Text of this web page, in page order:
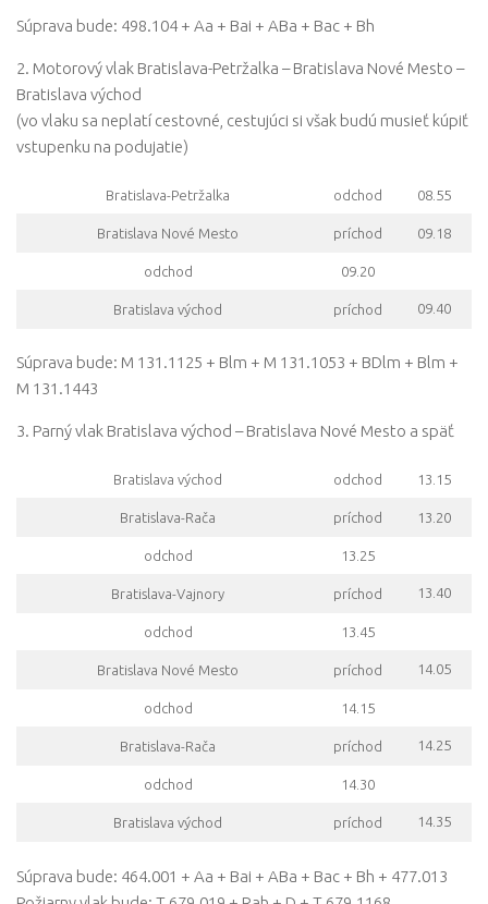
Súprava bude: 498.104 + Aa + Bai + ABa + Bac + Bh
2. Motorový vlak Bratislava-Petržalka – Bratislava Nové Mesto –
Bratislava východ
(vo vlaku sa neplatí cestovné, cestujúci si však budú musieť kúpiť
vstupenku na podujatie)
Bratislava-Petržalka odchod 08.55
Bratislava Nové Mesto príchod 09.18
odchod 09.20
Bratislava východ príchod 09.40
Súprava bude: M 131.1125 + Blm + M 131.1053 + BDlm + Blm +
M 131.1443
3. Parný vlak Bratislava východ – Bratislava Nové Mesto a späť
Bratislava východ odchod 13.15
Bratislava-Rača príchod 13.20
odchod 13.25
Bratislava-Vajnory príchod 13.40
odchod 13.45
Bratislava Nové Mesto príchod 14.05
odchod 14.15
Bratislava-Rača príchod 14.25
odchod 14.30
Bratislava východ príchod 14.35
Súprava bude: 464.001 + Aa + Bai + ABa + Bac + Bh + 477.013